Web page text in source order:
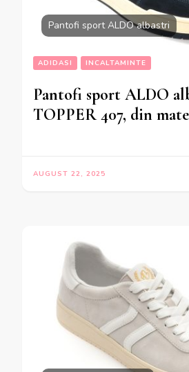
Pantofi sport ALDO albastri
ADIDASI INCALTAMINTE
Pantofi sport ALDO
TOPPER 407, din
AUGUST 22, 2025